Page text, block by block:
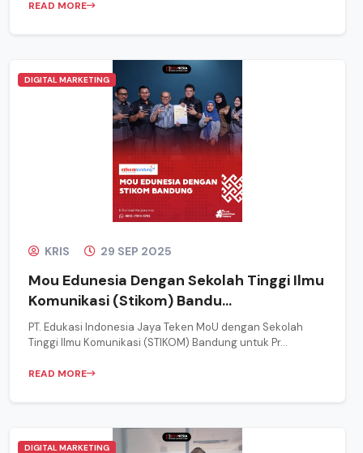
READ MORE
DIGITAL MARKETING
KRIS 29 SEP 2025
Mou Edunesia Dengan Sekolah Tinggi Ilmu
Komunikasi (Stikom) Bandu...
PT. Edukasi Indonesia Jaya Teken MoU dengan Sekolah
Tinggi Ilmu Komunikasi (STIKOM) Bandung untuk Pr...
READ MORE
DIGITAL MARKETING